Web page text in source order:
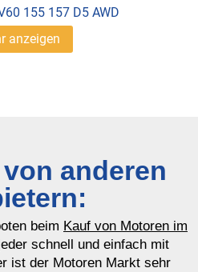
155 157 D5 AWD
anzeigen
anderen
beim Kauf von Motoren im
schnell und einfach mit
ist der Motoren Markt sehr